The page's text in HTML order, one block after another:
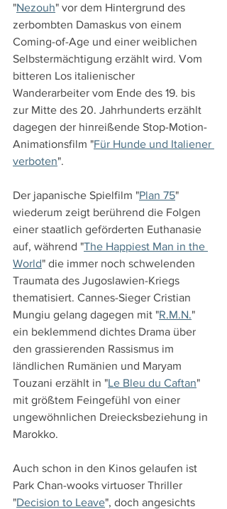
"Nezouh" vor dem Hintergrund des
zerbombten Damaskus von einem
Coming-of-Age und einer weiblichen
Selbstermächtigung erzählt wird. Vom
bitteren Los italienischer
Wanderarbeiter vom Ende des 19. bis
zur Mitte des 20. Jahrhunderts erzählt
dagegen der hinreißende Stop-Motion-
Animationsfilm "Für Hunde und Italiener
verboten".
Der japanische Spielfilm "Plan 75"
wiederum zeigt berührend die Folgen
einer staatlich geförderten Euthanasie
auf, während "The Happiest Man in the
World" die immer noch schwelenden
Traumata des Jugoslawien-Kriegs
thematisiert. Cannes-Sieger Cristian
Mungiu gelang dagegen mit "R.M.N."
ein beklemmend dichtes Drama über
den grassierenden Rassismus im
ländlichen Rumänien und Maryam
Touzani erzählt in "Le Bleu du Caftan"
mit größtem Feingefühl von einer
ungewöhnlichen Dreiecksbeziehung in
Marokko.
Auch schon in den Kinos gelaufen ist
Park Chan-wooks virtuoser Thriller
"Decision to Leave", doch angesichts